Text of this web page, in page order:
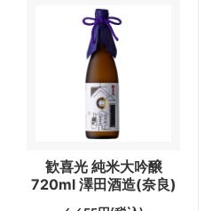
歓喜光 純米大吟醸
720ml 澤田酒造(奈良)